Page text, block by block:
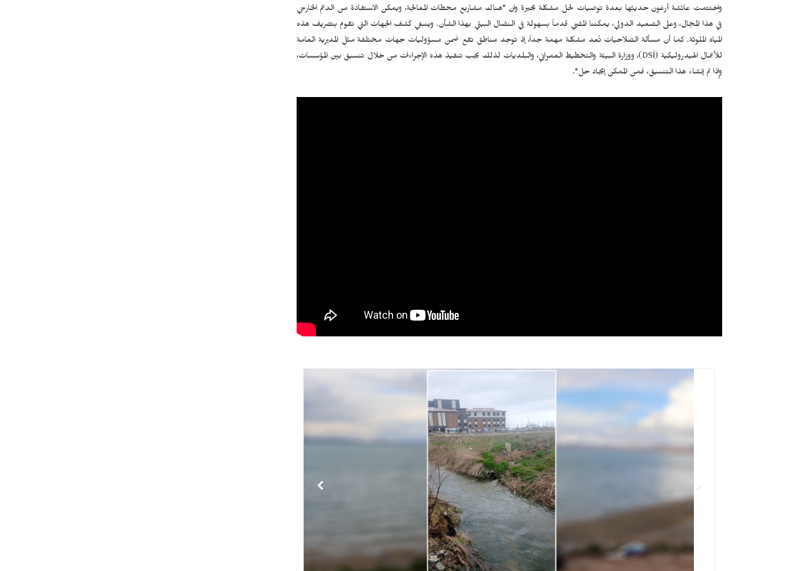
واختتمت عائشة أرغون حديثها بعدة توصيات لحل مشكلة بحيرة وان "هناك مشاريع محطات المعالجة، ويمكن الاستفادة من الدعم الخارجي
في هذا المجال، وعلى الصعيد الدولي، يمكننا المضي قدماً بسهولة في النضال البيئي بهذا الشأن. وينبغي كشف الجهات التي تقوم بتصريف هذه
المياه الملوثة. كما أن مسألة الصلاحيات تُعد مشكلة مهمة جداً، إذ توجد مناطق تقع ضمن مسؤوليات جهات مختلفة مثل المديرية العامة
للأعمال الهيدروليكية (DSİ)، ووزارة البيئة والتخطيط العمراني، والبلديات لذلك يجب تنفيذ هذه الإجراءات من خلال تنسيق بين المؤسسات،
وإذا تم إنشاء هذا التنسيق، فمن الممكن إيجاد حل".